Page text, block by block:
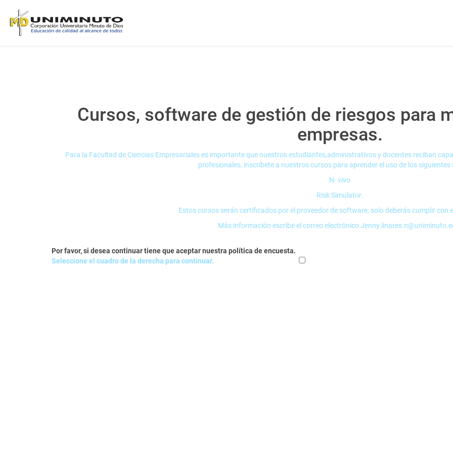
Cursos, software de gestión de riesgos para
empresas.
Para la Facultad de Ciencias Empresariales es importante que nuestros estudiantes,administrativos y docentes reciban
profesionales, inscríbete a nuestros cursos para aprender el uso de los
N- vivo
Risk Simulator.
Estos cursos serán certificados por el proveedor de software, solo deberás cumplir con
Más información escribe el correo electrónico
Por favor, si desea continuar tiene que aceptar nuestra política de encuesta.
Seleccione el cuadro de la derecha para continuar.